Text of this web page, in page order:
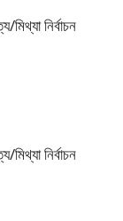
মিথ্যা নির্বাচন
মিথ্যা নির্বাচন